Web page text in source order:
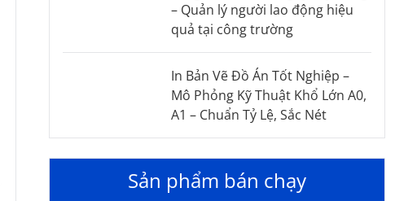
– Quản lý người lao động hiệu
quả tại công trường
In Bản Vẽ Đồ Án Tốt Nghiệp –
Mô Phỏng Kỹ Thuật Khổ Lớn A0,
A1 – Chuẩn Tỷ Lệ, Sắc Nét
Sản phẩm bán chạy